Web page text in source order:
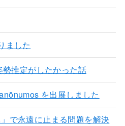
ました
推定がしたかった話
を出展しました
で永遠に止まる問題を解決